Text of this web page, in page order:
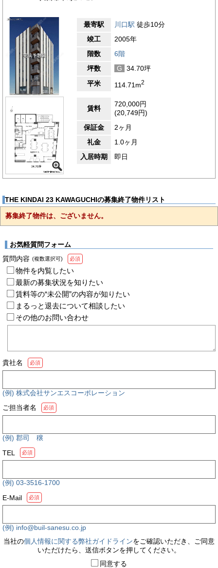
最寄駅 川口駅 徒歩10分
竣工
2005年
階数
6階
坪数
G
34.70坪
平米
114.71m2
賃料
720,000円
(20,749円)
保証金
2ヶ月
礼金
1.0ヶ月
入居時期
即日
THE KINDAI 23 KAWAGUCHIの募集終了物件リスト
募集終了物件は、ございません。
お気軽質問フォーム
質問内容 (複数選択可) 必須
物件を内覧したい
最新の募集状況を知りたい
賃料等の“未公開”の内容が知りたい
まるっと退去について相談したい
その他のお問い合わせ
貴社名 必須
(例) 株式会社サンエスコーポレーション
ご担当者名
必須
(例) 郡司 穣
TEL
必須
(例) 03-3516-1700
E-Mail
必須
(例) info@buil-sanesu.co.jp
当社の個人情報に関する弊社ガイドラインをご確認いただき、ご同意
いただけたら、送信ボタンを押してください。
同意する